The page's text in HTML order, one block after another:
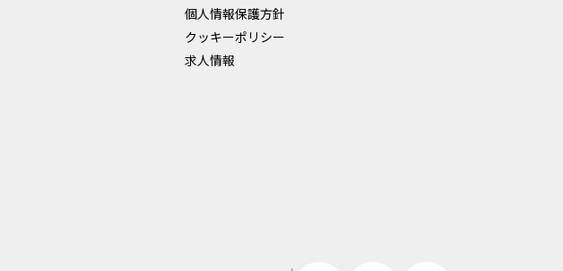
個人情報保護方針
クッキーポリシー
求人情報